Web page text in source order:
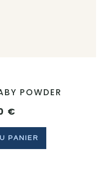
POWDER
€
PANIER